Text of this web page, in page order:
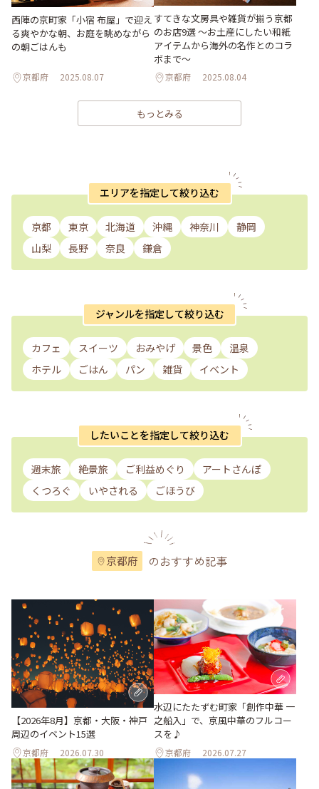
西陣の京町家「小宿 布屋」で迎え
る爽やかな朝、お庭を眺めながら
の朝ごはんも
京都府 2025.08.07
すてきな文房具や雑貨が揃う京都
のお店9選 ～お土産にしたい和紙
アイテムから海外の名作とのコラ
ボまで～
京都府 2025.08.04
もっとみる
エリアを指定して絞り込む
京都 東京 北海道 沖縄 神奈川
静岡
山梨
長野 奈良 鎌倉
ジャンルを指定して絞り込む
カフェ スイーツ おみやげ 景色
温泉
ホテル
ごはん パン 雑貨 イベント
したいことを指定して絞り込む
週末旅 絶景旅 ご利益めぐり
アートさんぽ
くつろぐ
いやされる ごほうび
京都府 のおすすめ記事
【2026年8月】京都・大阪・神戸
周辺のイベント15選
京都府 2026.07.30
水辺にたたずむ町家「創作中華 一
之船入」で、京風中華のフルコー
スを♪
京都府 2026.07.27